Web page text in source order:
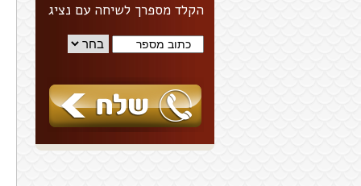
הקלד מספרך לשיחה עם נציג